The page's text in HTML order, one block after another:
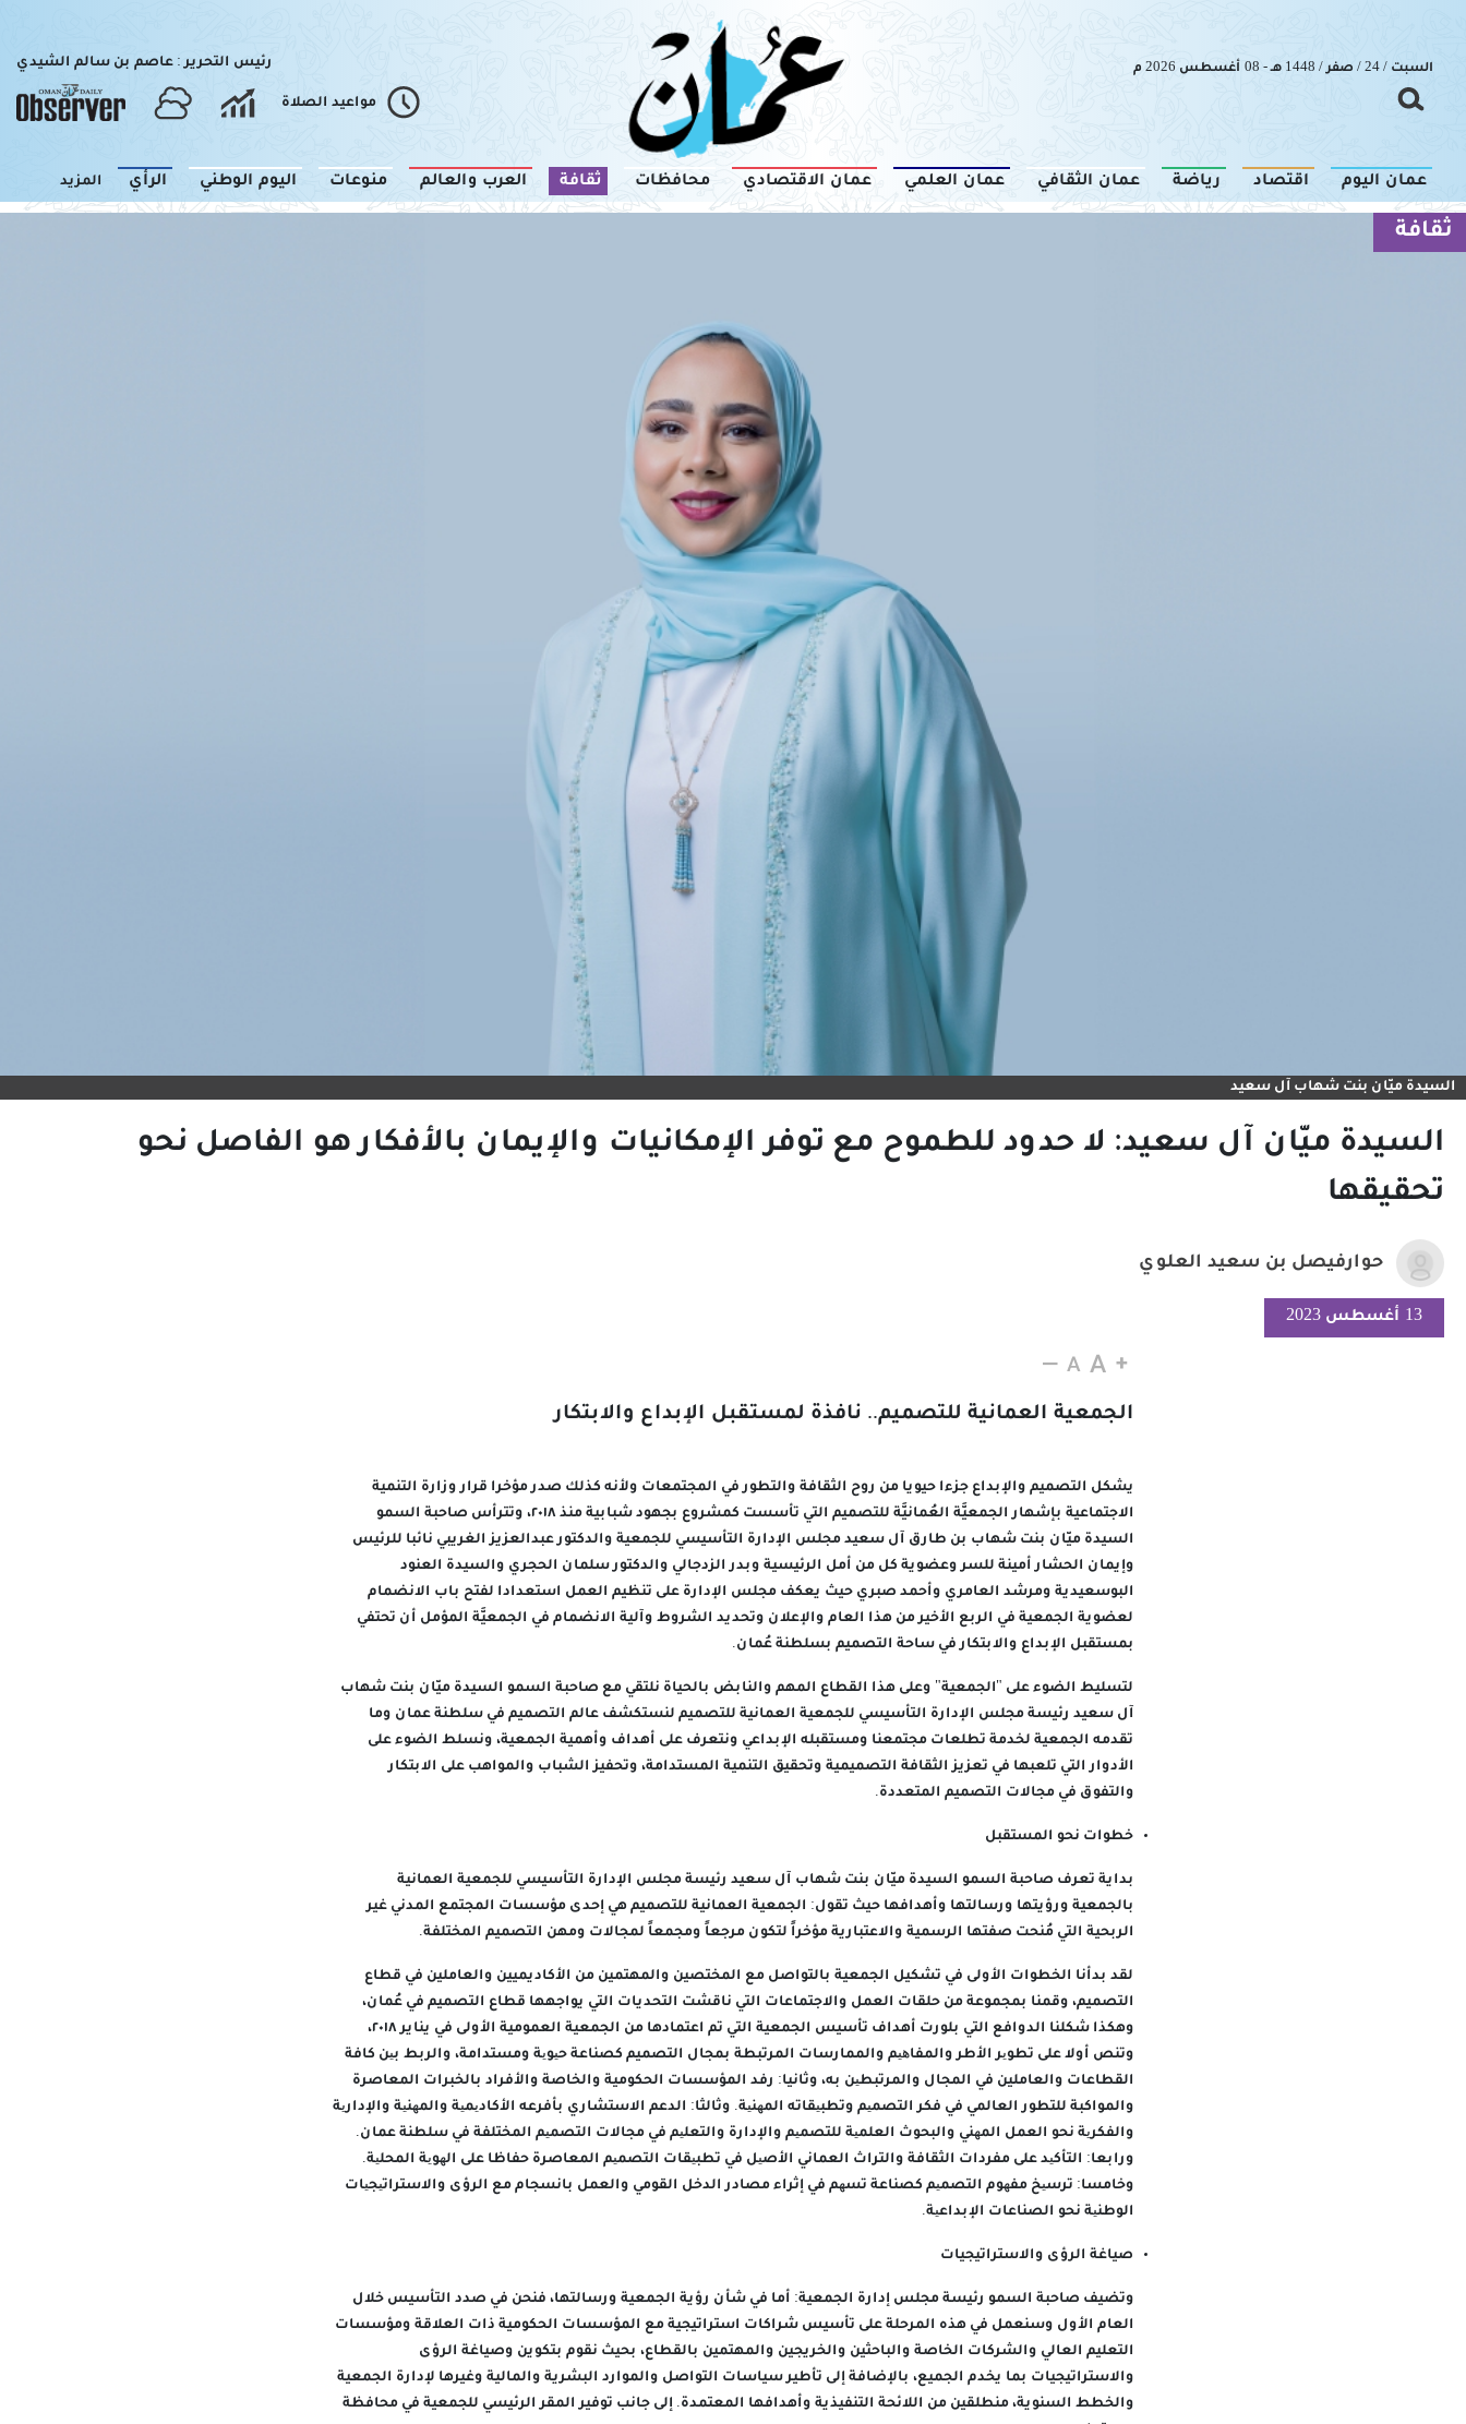
السبت / 24 / صفر / 1448 هـ - 08 أغسطس 2026 م رئيس التحرير : عاصم بن سالم الشيدي
مواعيد الصلاة
عمان اليوم اقتصاد رياضة عمان الثقافي عمان العلمي عمان الاقتصادي محافظات ثقافة العرب والعالم منوعات اليوم الوطني الرأي المزيد
السيدة ميّان بنت شهاب آل سعيد
ثقافة
السيدة ميّان آل سعيد: لا حدود للطموح مع توفر الإمكانيات والإيمان بالأفكار هو الفاصل نحو
تحقيقها
حوارفيصل بن سعيد العلوي
13 أغسطس 2023
الجمعية العمانية للتصميم.. نافذة لمستقبل الإبداع والابتكار
يشكل التصميم والإبداع جزءا حيويا من روح الثقافة والتطور في المجتمعات ولأنه كذلك صدر مؤخرا قرار وزارة التنمية
الاجتماعية بإشهار الجمعيَّة العُمانيَّة للتصميم التي تأسست كمشروع بجهود شبابية منذ ٢٠١٨، وتترأس صاحبة السمو
السيدة ميّان بنت شهاب بن طارق آل سعيد مجلس الإدارة التأسيسي للجمعية والدكتور عبدالعزيز الغريبي نائبا للرئيس
وإيمان الحشار أمينة للسر وعضوية كل من أمل الرئيسية وبدر الزدجالي والدكتور سلمان الحجري والسيدة العنود
البوسعيدية ومرشد العامري وأحمد صبري حيث يعكف مجلس الإدارة على تنظيم العمل استعدادا لفتح باب الانضمام
لعضوية الجمعية في الربع الأخير من هذا العام والإعلان وتحديد الشروط وآلية الانضمام في الجمعيَّة المؤمل أن تحتفي
بمستقبل الإبداع والابتكار في ساحة التصميم بسلطنة عُمان.
لتسليط الضوء على "الجمعية" وعلى هذا القطاع المهم والنابض بالحياة نلتقي مع صاحبة السمو السيدة ميّان بنت شهاب
آل سعيد رئيسة مجلس الإدارة التأسيسي للجمعية العمانية للتصميم لنستكشف عالم التصميم في سلطنة عمان وما
تقدمه الجمعية لخدمة تطلعات مجتمعنا ومستقبله الإبداعي ونتعرف على أهداف وأهمية الجمعية، ونسلط الضوء على
الأدوار التي تلعبها في تعزيز الثقافة التصميمية وتحقيق التنمية المستدامة، وتحفيز الشباب والمواهب على الابتكار
والتفوق في مجالات التصميم المتعددة.
خطوات نحو المستقبل
بداية تعرف صاحبة السمو السيدة ميّان بنت شهاب آل سعيد رئيسة مجلس الإدارة التأسيسي للجمعية العمانية
بالجمعية ورؤيتها ورسالتها وأهدافها حيث تقول: الجمعية العمانية للتصميم هي إحدى مؤسسات المجتمع المدني غير
الربحية التي مُنحت صفتها الرسمية والاعتبارية مؤخراً لتكون مرجعاً ومجمعاً لمجالات ومهن التصميم المختلفة.
لقد بدأنا الخطوات الأولى في تشكيل الجمعية بالتواصل مع المختصين والمهتمين من الأكاديميين والعاملين في قطاع
التصميم، وقمنا بمجموعة من حلقات العمل والاجتماعات التي ناقشت التحديات التي يواجهها قطاع التصميم في عُمان،
وهكذا شكلنا الدوافع التي بلورت أهداف تأسيس الجمعية التي تم اعتمادها من الجمعية العمومية الأولى في يناير ٢٠١٨،
وتنص أولا على تطویر الأطر والمفاھیم والممارسات المرتبطة بمجال التصميم كصناعة حیویة ومستدامة، والربط بین كافة
القطاعات والعاملين في المجال والمرتبطین به، وثانيا: رفد المؤسسات الحكومية والخاصة والأفراد بالخبرات المعاصرة
والمواكبة للتطور العالمي في فكر التصمیم وتطبیقاته المھنیة. وثالثا: الدعم الاستشاري بأفرعه الأكادیمیة والمھنیة والإداریة
والفكریة نحو العمل المھني والبحوث العلمیة للتصمیم والإدارة والتعلیم في مجالات التصمیم المختلفة في سلطنة عمان.
ورابعا: التأكید على مفردات الثقافة والتراث العماني الأصیل في تطبیقات التصمیم المعاصرة حفاظا على الھویة المحلیة.
وخامسا: ترسیخ مفھوم التصمیم كصناعة تسھم في إثراء مصادر الدخل القومي والعمل بانسجام مع الرؤى والاستراتیجیات
الوطنیة نحو الصناعات الإبداعیة.
صياغة الرؤى والاستراتيجيات
وتضيف صاحبة السمو رئيسة مجلس إدارة الجمعية: أما في شأن رؤية الجمعية ورسالتها، فنحن في صدد التأسيس خلال
العام الأول وسنعمل في هذه المرحلة على تأسيس شراكات استراتيجية مع المؤسسات الحكومية ذات العلاقة ومؤسسات
التعليم العالي والشركات الخاصة والباحثين والخريجين والمهتمين بالقطاع، بحيث نقوم بتكوين وصياغة الرؤى
والاستراتيجيات بما يخدم الجميع، بالإضافة إلى تأطير سياسات التواصل والموارد البشرية والمالية وغيرها لإدارة الجمعية
والخطط السنوية، منطلقين من اللائحة التنفيذية وأهدافها المعتمدة. إلى جانب توفير المقر الرئيسي للجمعية في محافظة